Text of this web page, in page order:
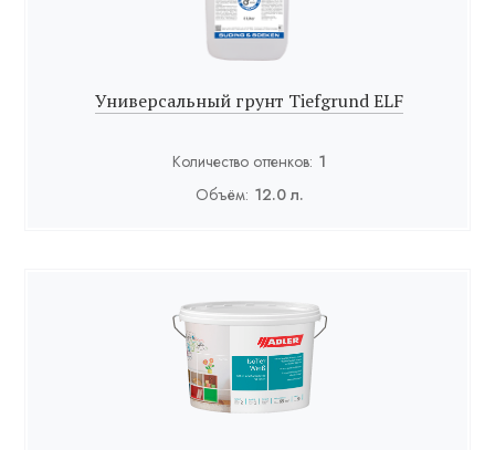
Универсальный грунт Tiefgrund ELF
Количество оттенков: 1
Объём: 12.0 л.